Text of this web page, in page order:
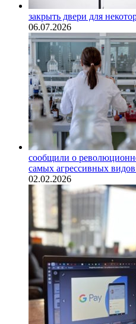
закрыть двери для
06.07.2026
сообщили о
самых агрессивных видов
02.02.2026